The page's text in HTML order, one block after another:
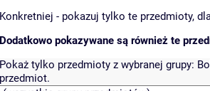
Konkretniej - pokazuj tylko te przedmioty,
Dodatkowo pokazywane są również te
Pokaż tylko przedmioty z wybranej grupy:
przedmiot.